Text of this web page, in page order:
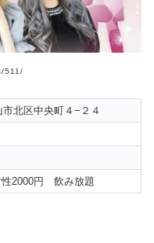
511/
北区中央町４−２４
2000円 飲み放題